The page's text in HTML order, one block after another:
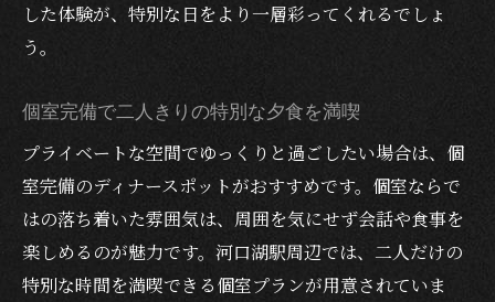
した体験が、特別な日をより一層彩ってくれるでしょ
う。
個室完備で二人きりの特別な夕食を満喫
プライベートな空間でゆっくりと過ごしたい場合は、個
室完備のディナースポットがおすすめです。個室ならで
はの落ち着いた雰囲気は、周囲を気にせず会話や食事を
楽しめるのが魅力です。河口湖駅周辺では、二人だけの
特別な時間を満喫できる個室プランが用意されていま